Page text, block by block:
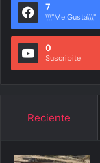
7
\\\"Me Gusta\\\"
0
Suscribite
Reciente